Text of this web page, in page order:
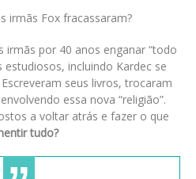
irmãs Fox fracassaram?
irmãs por 40 anos enganar “todo
incluindo Kardec se
seus livros, trocaram
essa nova “religião”.
a voltar atrás e fazer o que
tudo?